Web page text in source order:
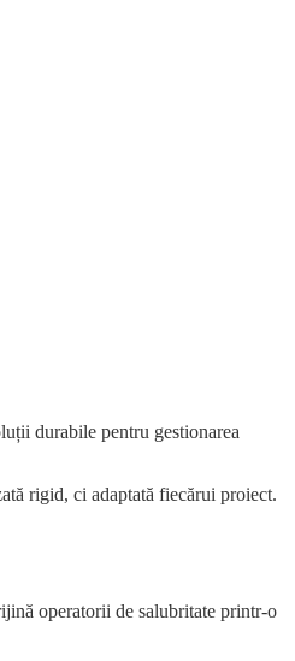
durabile pentru gestionarea
rigid, ci adaptată fiecărui proiect.
operatorii de salubritate printr-o